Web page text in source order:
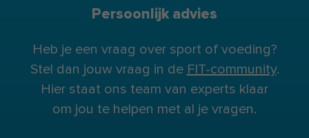
Persoonlijk advies
Heb je een vraag over sport of voeding?
Stel dan jouw vraag in de FIT-community.
Hier staat ons team van experts klaar
om jou te helpen met al je vragen.